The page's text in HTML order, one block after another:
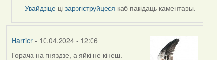
SaMANdaS
Увайдзіце цізарэгіструйцеся каб пакідаць каментары.
Harrier- 10.04.2024 - 12:06
Горача на гняздзе, а яйкі не кінеш.